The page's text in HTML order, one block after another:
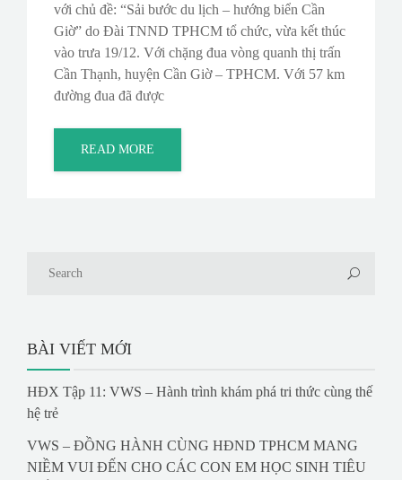
với chủ đề: “Sải bước du lịch – hướng biển Cần
Giờ” do Đài TNND TPHCM tổ chức, vừa kết thúc
vào trưa 19/12. Với chặng đua vòng quanh thị trấn
Cần Thạnh, huyện Cần Giờ – TPHCM. Với 57 km
đường đua đã được
READ MORE
BÀI VIẾT MỚI
HĐX Tập 11: VWS – Hành trình khám phá tri thức cùng thế
hệ trẻ
VWS – ĐỒNG HÀNH CÙNG HĐND TPHCM MANG
NIỀM VUI ĐẾN CHO CÁC CON EM HỌC SINH TIÊU